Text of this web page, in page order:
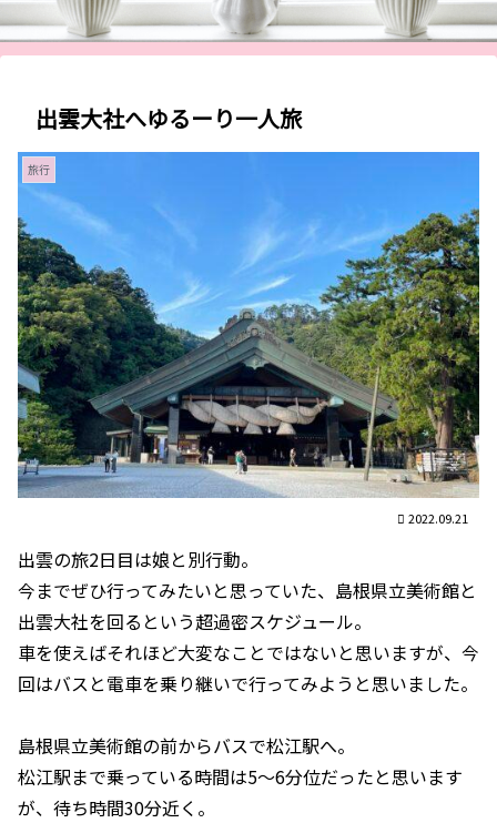
出雲大社へゆるーり一人旅
旅行
2022.09.21
出雲の旅2日目は娘と別行動。
今までぜひ行ってみたいと思っていた、島根県立美術館と
出雲大社を回るという超過密スケジュール。
車を使えばそれほど大変なことではないと思いますが、今
回はバスと電車を乗り継いで行ってみようと思いました。
島根県立美術館の前からバスで松江駅へ。
松江駅まで乗っている時間は5〜6分位だったと思います
が、待ち時間30分近く。